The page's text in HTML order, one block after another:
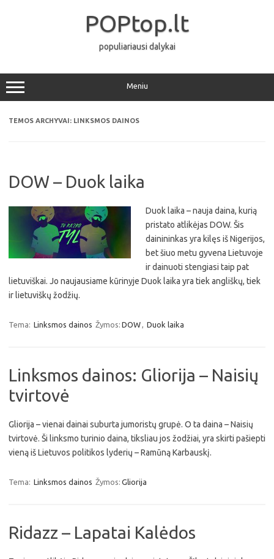
POPtop.lt
populiariausi dalykai
Meniu
TEMOS ARCHYVAI: LINKSMOS DAINOS
DOW – Duok laika
Duok laika – nauja daina, kurią
pristato atlikėjas DOW. Šis
dainininkas yra kilęs iš Nigerijos,
bet šiuo metu gyvena Lietuvoje
ir dainuoti stengiasi taip pat
lietuviškai. Jo naujausiame kūrinyje Duok laika yra tiek angliškų, tiek
ir lietuviškų žodžių.
Tema: Linksmos dainos Žymos: DOW, Duok laika
Linksmos dainos: Gliorija – Naisių
tvirtovė
Gliorija – vienai dainai suburta jumoristų grupė. O ta daina – Naisių
tvirtovė. Ši linksmo turinio daina, tiksliau jos žodžiai, yra skirti pašiepti
vieną iš Lietuvos politikos lyderių – Ramūną Karbauskį.
Tema: Linksmos dainos Žymos: Gliorija
Ridazz – Lapatai Kalėdos